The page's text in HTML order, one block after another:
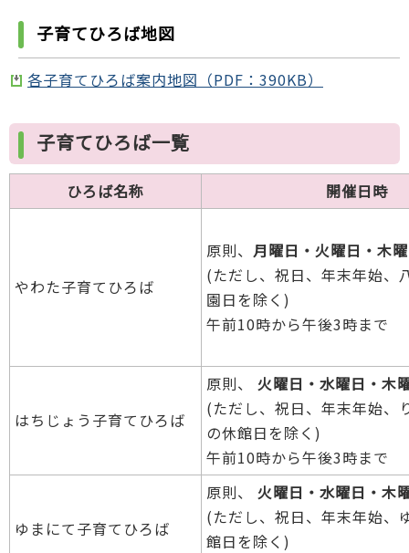
子育てひろば地図
各子育てひろば案内地図（PDF：390KB）
子育てひろば一覧
ひろば名称 開催日時
やわた子育てひろば
原則、 月曜日・火曜日・木
(ただし、祝日、年末年始、
園日を除く)
午前10時から午後3時まで
はちじょう子育てひろば
原則、 火曜日・水曜日・木
(ただし、祝日、年末年始、
の休館日を除く)
午前10時から午後3時まで
ゆまにて子育てひろば
原則、 火曜日・水曜日・木
(ただし、祝日、年末年始、
館日を除く)